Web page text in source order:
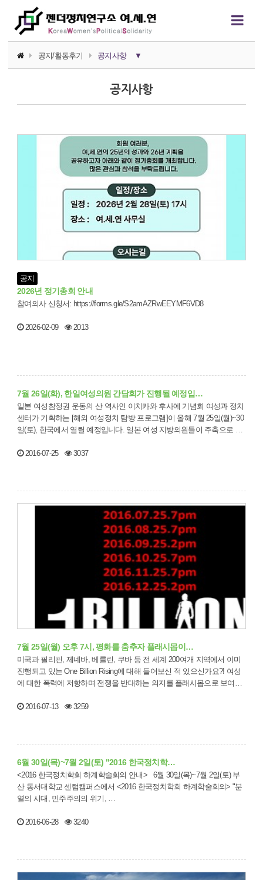
공지/활동후기 공지사항 ▼
활동후기
공지사항
공지
2026년 정기총회 안내
2026-02-09 2013
7월 26일(화), 한일여성의원 간담회가 진행될 예정입…
일본 여성참정권 운동의 산 역사인 이치카와 후사에 기념회 여성과 정치
센터가 기획하는 [해외 여성정치 탐방 프로그램]이 올해 7월 25일(월)~30
일(토), 한국에서 열릴 예정입니다. 일본 여성 지방의원들이 주축으로 참
2016-07-25
3037
7월 25일(월) 오후 7시, 평화를 춤추자 플래시몹이…
미국과 필리핀, 제네바, 베를린, 쿠바 등 전 세계 200여개 지역에서 이미
진행되고 있는 One Billion Rising에 대해 들어보신 적 있으신가요?! 여성
에 대한 폭력에 저항하며 전쟁을 반대하는 의지를 플래시몹으로 보여
2016-07-13
3259
6월 30일(목)~7월 2일(토) "2016 한국정치학…
<2016 한국정치학회 하계학술회의 안내> 6월 30일(목)~7월 2일(토) 부
산 동서대학교 센텀캠퍼스에서 <2016 한국정치학회 하계학술회의> "분
열의 시대, 민주주의의 위기, …
2016-06-28 3240